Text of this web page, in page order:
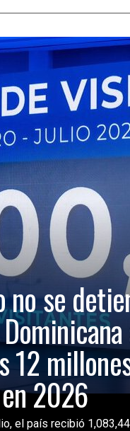
no se
12
2026
el país recibió